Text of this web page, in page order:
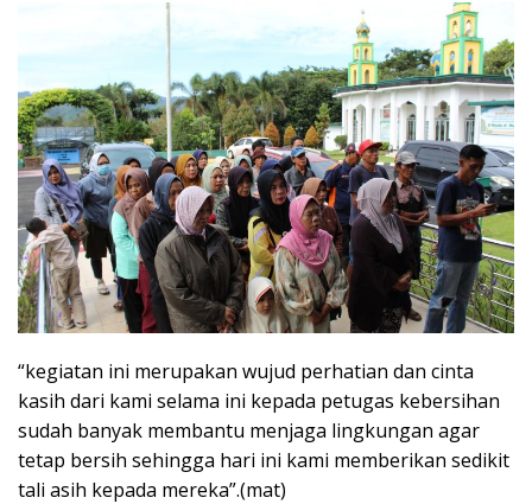
“kegiatan ini merupakan wujud perhatian dan cinta
kasih dari kami selama ini kepada petugas kebersihan
sudah banyak membantu menjaga lingkungan agar
tetap bersih sehingga hari ini kami memberikan sedikit
tali asih kepada mereka”.(mat)